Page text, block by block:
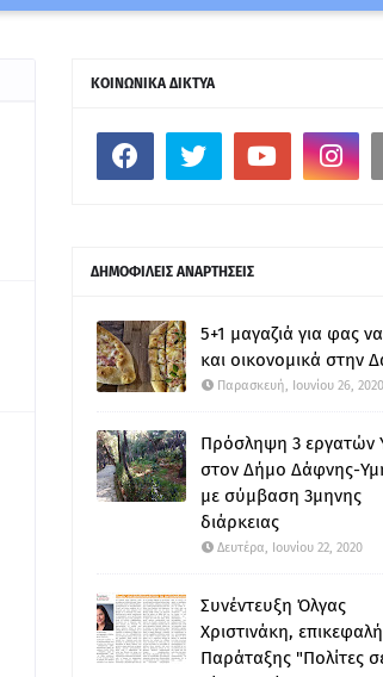
ΚΟΙΝΩΝΙΚΑ ΔΙΚΤΥΑ
ΔΗΜΟΦΙΛΕΙΣ ΑΝΑΡΤΗΣΕΙΣ
5+1 μαγαζιά για φας
και οικονομικά στην
Παρασκευή, Ιουνίου 26, 2020
Πρόσληψη 3 εργατών
στον Δήμο Δάφνης-
με σύμβαση 3μηνης
διάρκειας
Δευτέρα, Ιουνίου 22, 2020
Συνέντευξη Όλγας
Χριστινάκη,
Παράταξης "Πολίτες